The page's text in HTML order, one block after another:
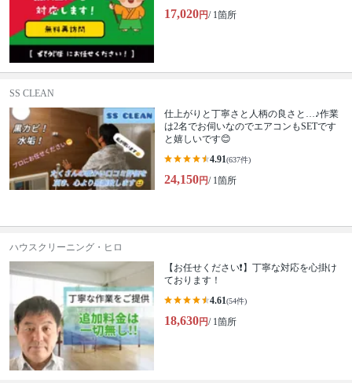
17,020円/ 1箇所
SS CLEAN
仕上がりと丁寧さと人柄の良さと…♪作業
は2名でお伺いなのでエアコンもSETです
と嬉しいです😊
4.91(637件)
24,150円/ 1箇所
ハウスクリーニング・ヒロ
【お任せください❗️】丁寧な対応を心掛け
ております！
4.61(54件)
18,630円/ 1箇所